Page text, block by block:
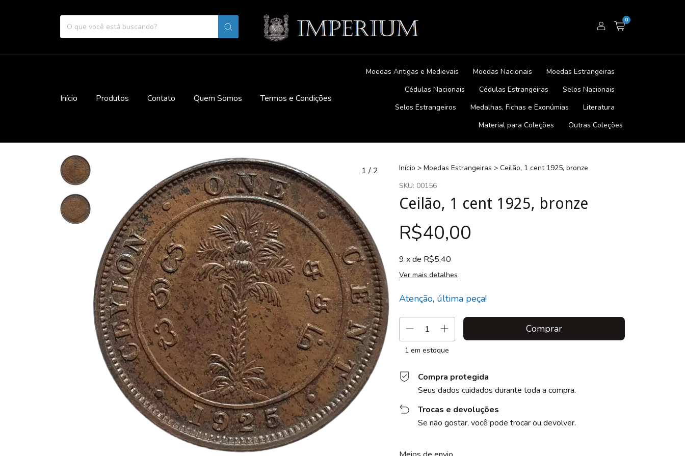
0
Início Produtos Contato Quem Somos Termos e Condições
Moedas Antigas e Medievais Moedas Nacionais
Moedas Estrangeiras
Cédulas Nacionais
Cédulas Estrangeiras
Selos Nacionais
Selos Estrangeiros
Medalhas, Fichas e Exonúmias
Literatura
Material para Coleções
Outras Coleções
1/ 2 Início > Moedas Estrangeiras > Ceilão, 1 cent 1925, bronze
SKU: 00156
Ceilão, 1 cent 1925, bronze
R$40,00
9 x de R$5,40
Ver mais detalhes
Atenção, última peça!
1 em estoque
Compra protegida
Seus dados cuidados durante toda a compra.
Trocas e devoluções
Se não gostar, você pode trocar ou devolver.
Entregas para o CEP: